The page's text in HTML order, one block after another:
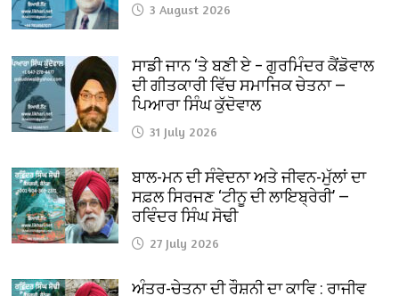
3 August 2026
ਸਾਡੀ ਜਾਨ ‘ਤੇ ਬਣੀ ਏ – ਗੁਰਮਿੰਦਰ ਕੈਂਡੋਵਾਲ
ਦੀ ਗੀਤਕਾਰੀ ਵਿੱਚ ਸਮਾਜਿਕ ਚੇਤਨਾ —
ਪਿਆਰਾ ਸਿੰਘ ਕੁੱਦੋਵਾਲ
31 July 2026
ਬਾਲ-ਮਨ ਦੀ ਸੰਵੇਦਨਾ ਅਤੇ ਜੀਵਨ-ਮੁੱਲਾਂ ਦਾ
ਸਫ਼ਲ ਸਿਰਜਣ ‘ਟੀਨੂ ਦੀ ਲਾਇਬ੍ਰੇਰੀ’ —
ਰਵਿੰਦਰ ਸਿੰਘ ਸੋਢੀ
27 July 2026
ਅੰਤਰ-ਚੇਤਨਾ ਦੀ ਰੌਸ਼ਨੀ ਦਾ ਕਾਵਿ : ਰਾਜੀਵ